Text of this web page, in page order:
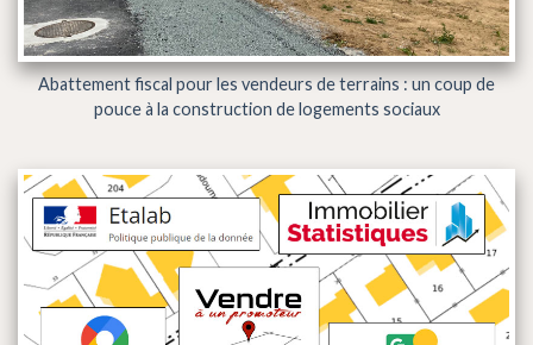
Abattement fiscal pour les vendeurs de terrains : un coup de
pouce à la construction de logements sociaux